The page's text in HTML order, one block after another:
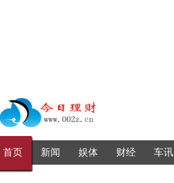
首页 新闻 娱体 财经 车讯